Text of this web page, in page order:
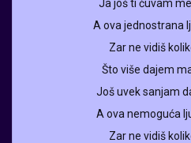
Ja još ti čuvam
A ova jednostrana
Zar ne vidiš
Što više dajem
Još uvek sanjam
A ova nemoguća
Zar ne vidiš